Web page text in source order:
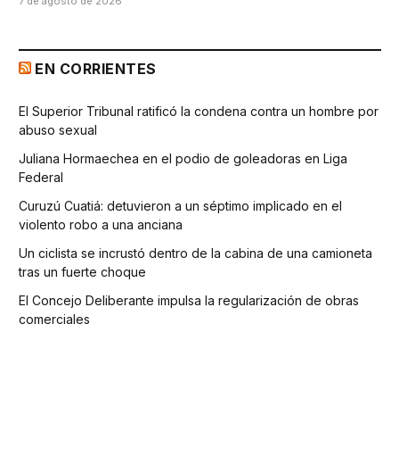
EN CORRIENTES
El Superior Tribunal ratificó la condena contra un hombre por
abuso sexual
Juliana Hormaechea en el podio de goleadoras en Liga
Federal
Curuzú Cuatiá: detuvieron a un séptimo implicado en el
violento robo a una anciana
Un ciclista se incrustó dentro de la cabina de una camioneta
tras un fuerte choque
El Concejo Deliberante impulsa la regularización de obras
comerciales